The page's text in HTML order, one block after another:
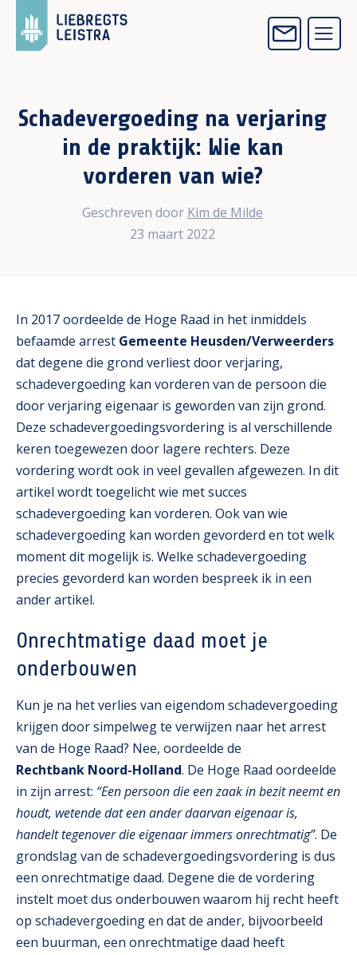
Schadevergoeding na verjaring
in de praktijk: Wie kan
vorderen van wie?
Geschreven door Kim de Milde
23 maart 2022
In 2017 oordeelde de Hoge Raad in het inmiddels
befaamde arrest Gemeente Heusden/Verweerders
dat degene die grond verliest door verjaring,
schadevergoeding kan vorderen van de persoon die
door verjaring eigenaar is geworden van zijn grond.
Deze schadevergoedingsvordering is al verschillende
keren toegewezen door lagere rechters. Deze
vordering wordt ook in veel gevallen afgewezen. In dit
artikel wordt toegelicht wie met succes
schadevergoeding kan vorderen. Ook van wie
schadevergoeding kan worden gevorderd en tot welk
moment dit mogelijk is. Welke schadevergoeding
precies gevorderd kan worden bespreek ik in een
ander artikel.
Onrechtmatige daad moet je
onderbouwen
Kun je na het verlies van eigendom schadevergoeding
krijgen door simpelweg te verwijzen naar het arrest
van de Hoge Raad? Nee, oordeelde de
Rechtbank Noord-Holland. De Hoge Raad oordeelde
in zijn arrest: “Een persoon die een zaak in bezit neemt en
houdt, wetende dat een ander daarvan eigenaar is,
handelt tegenover die eigenaar immers onrechtmatig”. De
grondslag van de schadevergoedingsvordering is dus
een onrechtmatige daad. Degene die de vordering
instelt moet dus onderbouwen waarom hij recht heeft
op schadevergoeding en dat de ander, bijvoorbeeld
een buurman, een onrechtmatige daad heeft